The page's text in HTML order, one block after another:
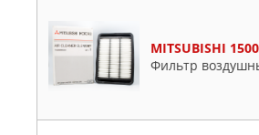
MITSUBISHI
Фильтр